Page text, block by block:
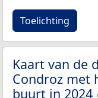
Toelichting
Kaart van de
Condroz met
buurt in 2024